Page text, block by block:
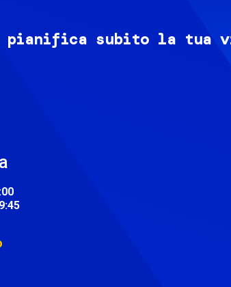
subito la tua